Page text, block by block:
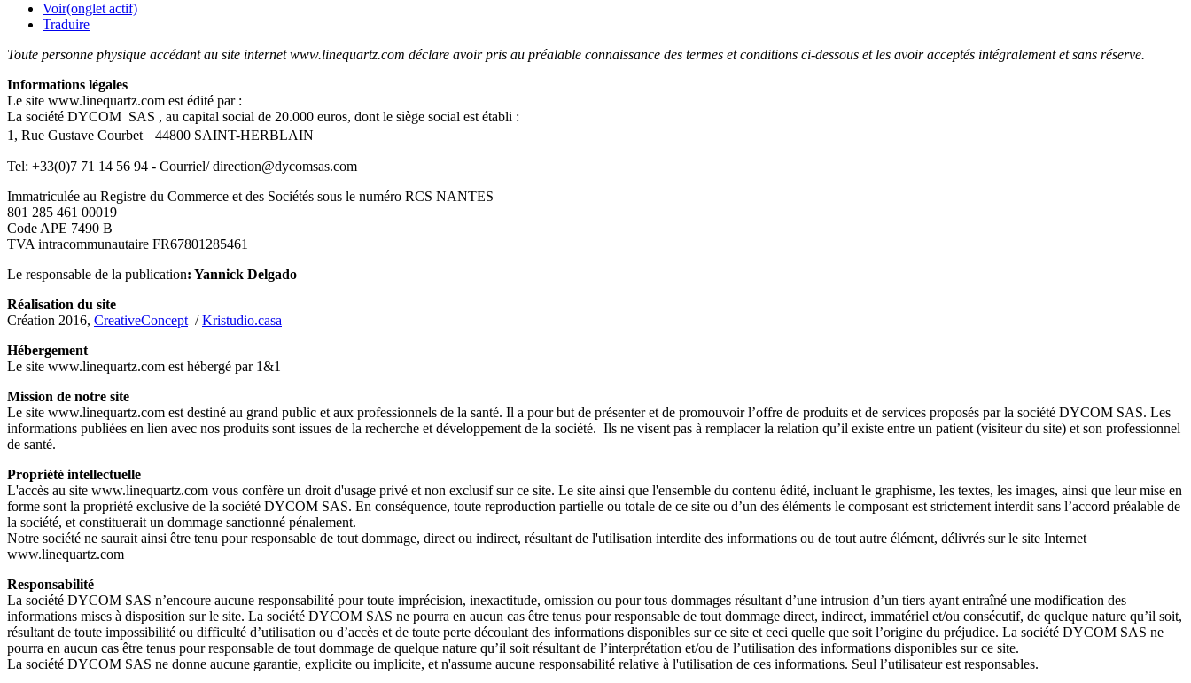
Voir(onglet actif)
Traduire
Toute personne physique accédant au site internet www.linequartz.com déclare avoir pris au préalable connaissance des termes et conditions ci-dessous et les avoir acceptés intégralement et sans réserve.
Informations légales
Le site www.linequartz.com est édité par :
La société DYCOM SAS , au capital social de 20.000 euros, dont le siège social est établi :
1, Rue Gustave Courbet 44800 SAINT-HERBLAIN
Tel: +33(0)7 71 14 56 94 - Courriel/ direction@dycomsas.com
Immatriculée au Registre du Commerce et des Sociétés sous le numéro RCS NANTES
801 285 461 00019
Code APE 7490 B
TVA intracommunautaire FR67801285461
Le responsable de la publication: Yannick Delgado
Réalisation du site
Création 2016, CreativeConcept /Kristudio.casa
Hébergement
Le site www.linequartz.com est hébergé par 1&1
Mission de notre site
Le site www.linequartz.com est destiné au grand public et aux professionnels de la santé. Il a pour but de présenter et de promouvoir l’offre de produits et de services proposés par la société DYCOM SAS. Les
informations publiées en lien avec nos produits sont issues de la recherche et développement de la société. Ils ne visent pas à remplacer la relation qu’il existe entre un patient (visiteur du site) et son professionnel
de santé.
Propriété intellectuelle
L'accès au site www.linequartz.com vous confère un droit d'usage privé et non exclusif sur ce site. Le site ainsi que l'ensemble du contenu édité, incluant le graphisme, les textes, les images, ainsi que leur mise en
forme sont la propriété exclusive de la société DYCOM SAS. En conséquence, toute reproduction partielle ou totale de ce site ou d’un des éléments le composant est strictement interdit sans l’accord préalable de
la société, et constituerait un dommage sanctionné pénalement.
Notre société ne saurait ainsi être tenu pour responsable de tout dommage, direct ou indirect, résultant de l'utilisation interdite des informations ou de tout autre élément, délivrés sur le site Internet
www.linequartz.com
Responsabilité
La société DYCOM SAS n’encoure aucune responsabilité pour toute imprécision, inexactitude, omission ou pour tous dommages résultant d’une intrusion d’un tiers ayant entraîné une modification des
informations mises à disposition sur le site. La société DYCOM SAS ne pourra en aucun cas être tenus pour responsable de tout dommage direct, indirect, immatériel et/ou consécutif, de quelque nature qu’il soit,
résultant de toute impossibilité ou difficulté d’utilisation ou d’accès et de toute perte découlant des informations disponibles sur ce site et ceci quelle que soit l’origine du préjudice. La société DYCOM SAS ne
pourra en aucun cas être tenus pour responsable de tout dommage de quelque nature qu’il soit résultant de l’interprétation et/ou de l’utilisation des informations disponibles sur ce site.
La société DYCOM SAS ne donne aucune garantie, explicite ou implicite, et n'assume aucune responsabilité relative à l'utilisation de ces informations. Seul l’utilisateur est responsables.